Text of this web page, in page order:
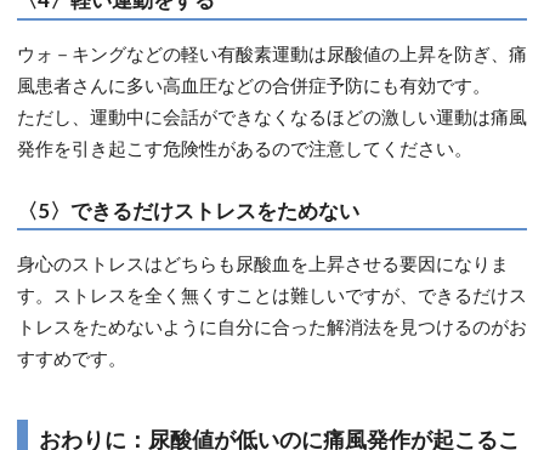
ウォ－キングなどの軽い有酸素運動は尿酸値の上昇を防ぎ、痛
風患者さんに多い高血圧などの合併症予防にも有効です。
ただし、運動中に会話ができなくなるほどの激しい運動は痛風
発作を引き起こす危険性があるので注意してください。
〈5〉できるだけストレスをためない
身心のストレスはどちらも尿酸血を上昇させる要因になりま
す。ストレスを全く無くすことは難しいですが、できるだけス
トレスをためないように自分に合った解消法を見つけるのがお
すすめです。
おわりに：尿酸値が低いのに痛風発作が起こるこ